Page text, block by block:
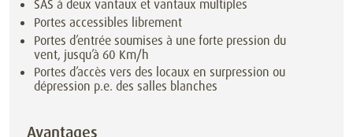
SAS à deux vantaux et vantaux multiples
Portes accessibles librement
Portes d’entrée soumises à une forte pression du
vent, jusqu’à 60 Km/h
Portes d’accès vers des locaux en surpression ou
dépression p.e. des salles blanches
Avantages